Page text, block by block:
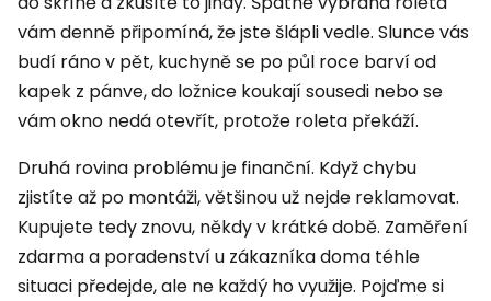
vám denně připomíná, že jste šlápli vedle. Slunce vás
budí ráno v pět, kuchyně se po půl roce barví od
kapek z pánve, do ložnice koukají sousedi nebo se
vám okno nedá otevřít, protože roleta překáží.
Druhá rovina problému je finanční. Když chybu
zjistíte až po montáži, většinou už nejde reklamovat.
Kupujete tedy znovu, někdy v krátké době. Zaměření
zdarma a poradenství u zákazníka doma téhle
situaci předejde, ale ne každý ho využije. Pojďme si